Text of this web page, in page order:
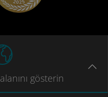
alanını gösterin